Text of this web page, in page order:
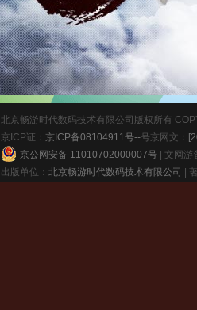
北京畅游时代数码技术有限公司版权所有
京ICP证： 京ICP备08104911号--号京网文：
京公网安备 11010702000007号 | 文网游
出版单位： 北京畅游时代数码技术有限公司 |